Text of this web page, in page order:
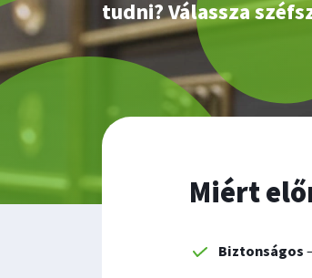
tudni? Válassza
Miért
Biztonságos